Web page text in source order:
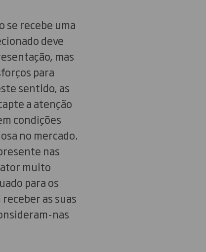
se recebe uma
deve
mas
para
sentido, as
a atenção
condições
no mercado.
nas
muito
para os
as suas
nas